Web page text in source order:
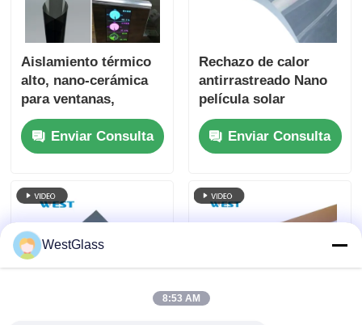
Aislamiento térmico
alto, nano-cerámica
para ventanas,
cuidado de la piel,
ecológico, resistente
a las manchas
Enviar Consulta
Rechazo de calor
antirrastreado Nano
película solar
cerámica a prueba de
UV acabado elegante
Enviar Consulta
WestGlass
8:53 AM